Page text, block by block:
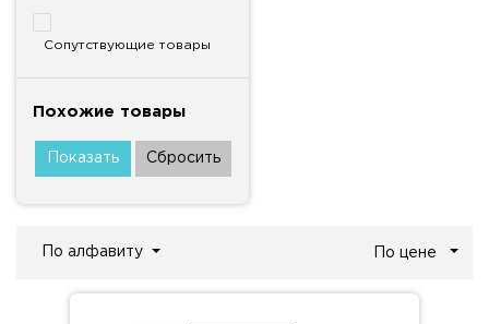
Сопутствующие товары
Похожие товары
По алфавиту По цене